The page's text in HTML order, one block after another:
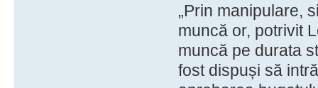
„Prin manipulare,
muncă or, potrivit
muncă pe durata
fost dispuși să